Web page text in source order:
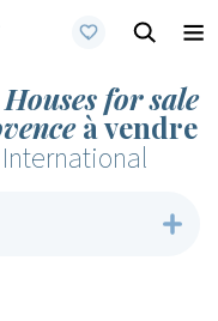
for sale
à vendre